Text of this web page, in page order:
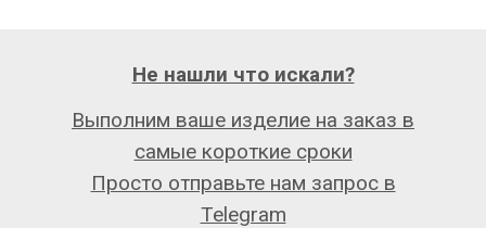
Выполним ваше изделие на заказ в
самые короткие сроки
Просто отправьте нам запрос в
Telegram
Не нашли что искали?